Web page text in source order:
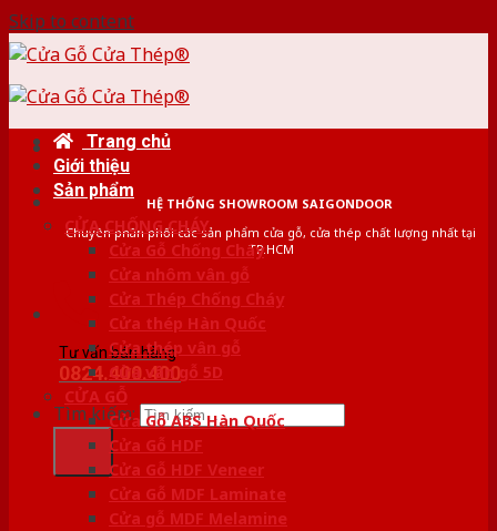
Skip to content
HỆ THỐNG SHOWROOM SAIGONDOOR
Chuyên phân phối các sản phẩm cửa gỗ, cửa thép chất lượng nhất tại
TP.HCM
Tư vấn bán hàng
0824.400.400
Tìm kiếm:
Trang chủ
Giới thiệu
Sản phẩm
CỬA CHỐNG CHÁY
Cửa Gỗ Chống Cháy
Cửa nhôm vân gỗ
Cửa Thép Chống Cháy
Cửa thép Hàn Quốc
Cửa thép vân gỗ
Cửa vân gỗ 5D
CỬA GỖ
Cửa Gỗ ABS Hàn Quốc
Cửa Gỗ HDF
Cửa Gỗ HDF Veneer
Cửa Gỗ MDF Laminate
Cửa gỗ MDF Melamine